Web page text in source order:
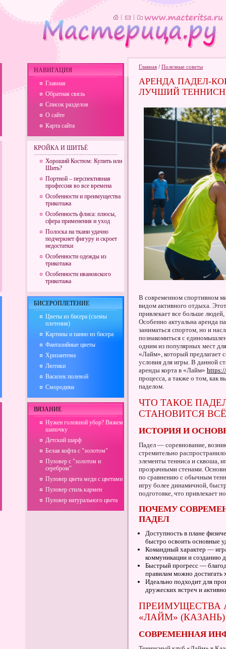
Главная / Полезные советы
АРЕНДА ПАДЕЛ-
ЛУЧШИЙ
В современном спортивном
видом активного отдыха.
привлекает все больше
Особенно актуальна аренда
заниматься спортом, но и
познакомиться с
одним из популярных мест
«Лайм», который предлагает
условия для игры. В данной
аренды корта в «Лайм»
процесса, а также о том, как
паделом.
ЧТО ТАКОЕ
СТАНОВИТСЯ
ИСТОРИЯ И
Падел — соревнование,
стремительно
элементы тенниса и сквоша,
прозрачными стенами.
по сравнению с обычным
игру более динамичной,
подготовке, что привлекает
ПОЧЕМУ
ПАДЕЛ
Доступность в плане
быстро освоить основные
Командный характер —
коммуникации и созданию
Быстрый прогресс —
правилам можно достигать
Идеально подходит для
дружеских встреч и
ПРЕИМУЩЕСТВА
«ЛАЙМ» (КАЗАНЬ)
СОВРЕМЕННАЯ
НАВИГАЦИЯ
Главная
Обратная связь
Список разделов
О сайте
Карта сайта
КРОЙКА И ШИТЬЁ
Хороший Костюм: Купить или
Шить?
Портной – перспективная
профессия во все времена
Особенности и преимущества
трикотажа
Особенность флиса: плюсы,
сфера применения и уход
Полоска на ткани удачно
подчеркнет фигуру и скроет
недостатки
Особенности одежды из
трикотажа
Особенности ивановского
трикотажа
БИСЕРОПЛЕТЕНИЕ
Цветы из бисера (схемы
плетения)
Картины и панно из бисера
Фантазийные цветы
Хризантема
Лютики
Василек полевой
Смородина
ВЯЗАНИЕ
Нужен головной убор? Вяжем
шапочку
Детский шарф
Белая кофта с "золотом"
Пуловер с "золотом и
серебром"
Пуловер цвета меди с цветами
Пуловер стиль кармен
Пуловер натурального цвета